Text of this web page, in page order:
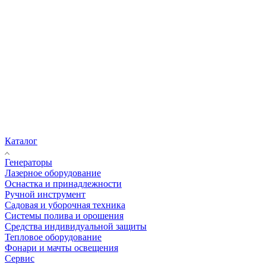
Каталог
Генераторы
Лазерное оборудование
Оснастка и принадлежности
Ручной инструмент
Садовая и уборочная техника
Системы полива и орошения
Средства индивидуальной защиты
Тепловое оборудование
Фонари и мачты освещения
Сервис